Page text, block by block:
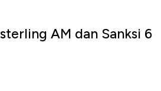
AM dan Sanksi 6